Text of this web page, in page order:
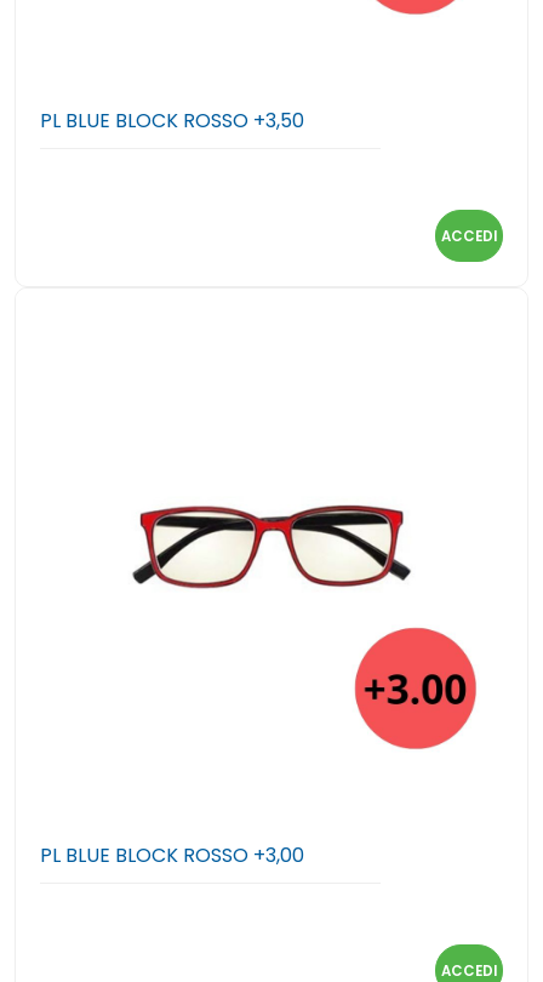
PL BLUE BLOCK ROSSO +3,50
ACCEDI
PL BLUE BLOCK ROSSO +3,00
ACCEDI